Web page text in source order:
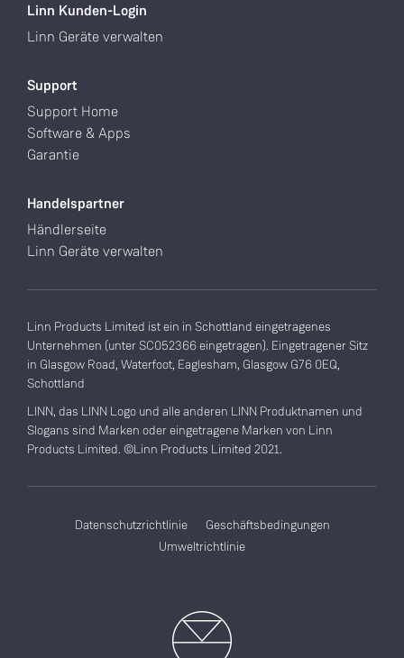
Linn Kunden-Login
Linn Geräte verwalten
Support
Support Home
Software & Apps
Garantie
Handelspartner
Händlerseite
Linn Geräte verwalten
Linn Products Limited ist ein in Schottland eingetragenes
Unternehmen (unter SC052366 eingetragen). Eingetragener Sitz
in Glasgow Road, Waterfoot, Eaglesham, Glasgow G76 0EQ,
Schottland
LINN, das LINN Logo und alle anderen LINN Produktnamen und
Slogans sind Marken oder eingetragene Marken von Linn
Products Limited. ©Linn Products Limited 2021.
Datenschutzrichtlinie
Geschäftsbedingungen
Umweltrichtlinie